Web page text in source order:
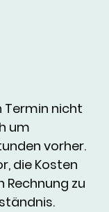
Termin nicht
um
vorher.
die Kosten
Rechnung zu